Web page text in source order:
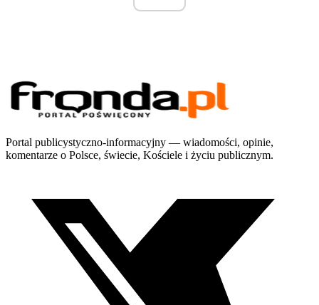
Portal publicystyczno-informacyjny — wiadomości, opinie,
komentarze o Polsce, świecie, Kościele i życiu publicznym.